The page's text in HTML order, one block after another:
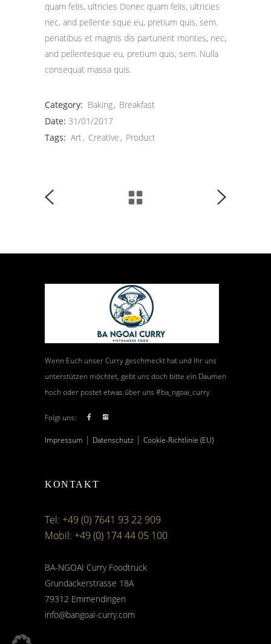
quam felis, ultricies Donec quam felis, ultricies
nec, and pellente sque eu, pretium quis, sem.
penatibus et magnis dis parturient montes, nec,
and pellentesque eu, pretium quis, sem. Nulla
consequat massa quis.
Category: Baking
Breakfast
Date: 31/01/2017
Tags: Art Creative Product
Wenn Euch unser Curry geschmeckt hat und Ihr uns
unterstützen möchtet, gebt uns doch bitte ein Daumen
hoch oder postet etwas über uns #ba_ngoai_curry
Folgt uns:
Impressum | Datenschutz | Cookie-Richtlinie (EU)
KONTAKT
Tel: +49 (0) 7641 93 22 909
Mobil: +49 (0) 174 44 05 100
BA-NGOAI Curry Foodtruck
Grundackerstrasse 18A
79312 Emmendingen
info@bangoai-curry.com